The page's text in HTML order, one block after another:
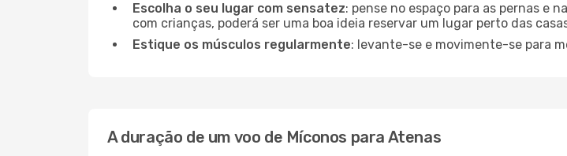
Escolha o seu lugar com sensatez: pense no espaço para as pernas e
com crianças, poderá ser uma boa ideia reservar um lugar perto das
Estique os músculos regularmente: levante-se e movimente-se para
A duração de um voo de Míconos para Atenas